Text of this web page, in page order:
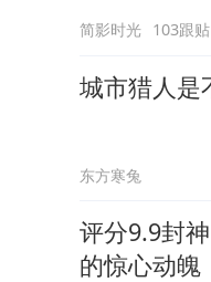
简影时光 103跟贴
城市猎人是
东方寒兔
评分9.9封
的惊心动魄